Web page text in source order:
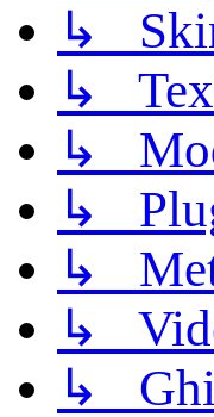
↳
↳
↳
↳
↳
↳
↳